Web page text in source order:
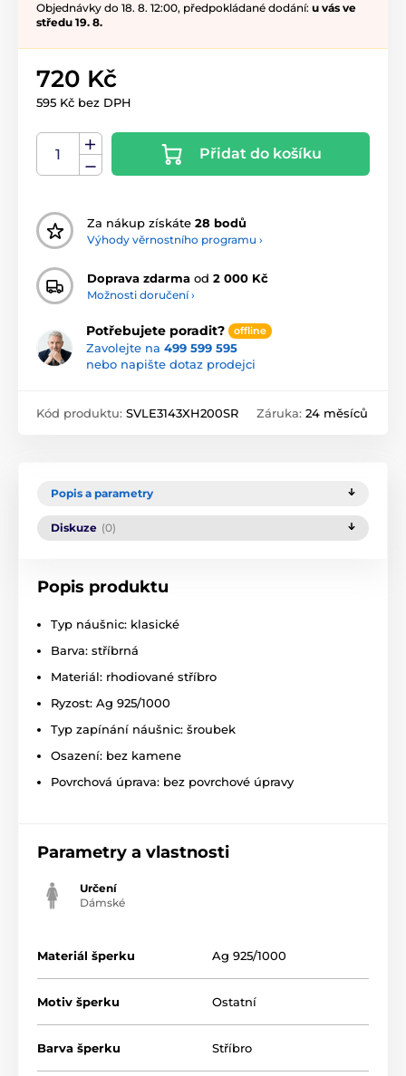
Objednávky do 18. 8. 12:00, předpokládané dodání: u vás ve
středu 19. 8.
720 Kč
595 Kč bez DPH
Přidat do košíku
Za nákup získáte 28 bodů
Výhody věrnostního programu ›
Doprava zdarma od 2 000 Kč
Možnosti doručení ›
Potřebujete poradit? offline
Zavolejte na 499 599 595
nebo napište dotaz prodejci
Kód produktu: SVLE3143XH200SR Záruka: 24 měsíců
Popis a parametry
Diskuze (0)
Popis produktu
Typ náušnic: klasické
Barva: stříbrná
Materiál: rhodiované stříbro
Ryzost: Ag 925/1000
Typ zapínání náušnic: šroubek
Osazení: bez kamene
Povrchová úprava: bez povrchové úpravy
Parametry a vlastnosti
Určení
Dámské
Materiál šperku Ag 925/1000
Motiv šperku Ostatní
Barva šperku Stříbro